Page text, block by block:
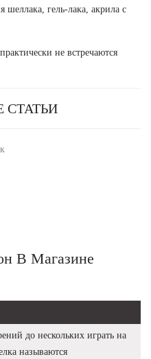
шеллака, гель-лака, акрила с
не встречаются
СТАТЬИ
В Магазине
до нескольких играть на
называются